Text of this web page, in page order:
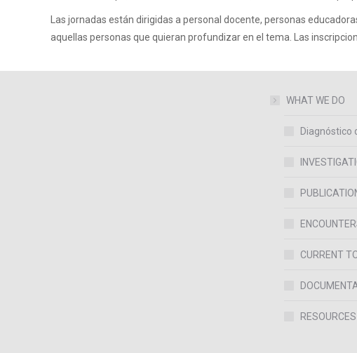
Las jornadas están dirigidas a personal docente, personas
aquellas personas que quieran profundizar en el tema. Las
WHAT WE DO
Diagnóstico
CURRENT
RESOURCES